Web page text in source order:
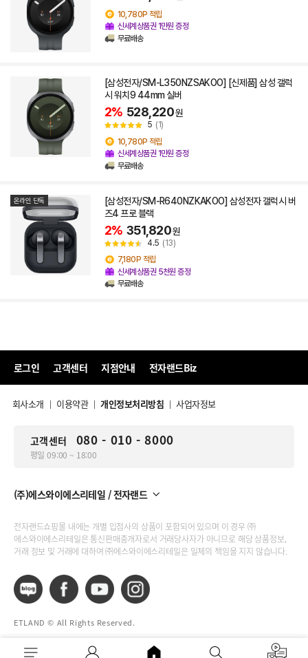
10,780P 적립
신세계상품권 1만원 증정
무료배송
[삼성전자/SM-L350NZSAKOO] [신제품] 삼성 갤럭
시 워치9 44mm 실버
2% 528,220원
5 (1)
10,780P 적립
신세계상품권 1만원 증정
무료배송
온라인 단독
[삼성전자/SM-R640NZKAKOO] 삼성전자 갤럭시 버
즈4 프로 블랙
2% 351,820원
4.5 (13)
7,180P 적립
신세계상품권 5천원 증정
무료배송
로그인 고객센터 지점안내 전자랜드Biz
회사소개 | 이용약관 | 개인정보처리방침 | 사업자정보
고객센터 080 - 010 - 8000
평일 09:00 ~ 18:00
(주)에스와이에스리테일 / 전자랜드
전자랜드쇼핑몰 내에는 개별 입점사의 상품이 포함되어 있으며 이 경우 ㈜
에스와이에스리테일은 통신판매중개자로서 거래당사자가 아니므로 해당 상품정보,
거래 정보 및 거래에 대하여 ㈜에스와이에스리테일은 일체의 책임을 지지 않습니다.
ETLAND © All Rights Reserved.